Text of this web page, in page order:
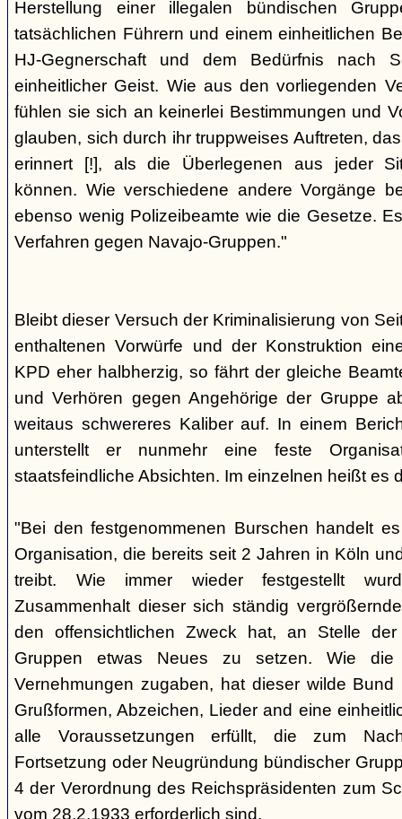
Herstellung einer illegalen bündischen
tatsächlichen Führern und einem einheitlichen
HJ-Gegnerschaft und dem Bedürfnis nach
einheitlicher Geist. Wie aus den vorliegenden
fühlen sie sich an keinerlei Bestimmungen und
glauben, sich durch ihr truppweises Auftreten,
erinnert [!], als die Überlegenen aus jeder
können. Wie verschiedene andere Vorgänge
ebenso wenig Polizeibeamte wie die Gesetze.
Verfahren gegen Navajo-Gruppen."
Bleibt dieser Versuch der Kriminalisierung von
enthaltenen Vorwürfe und der Konstruktion
KPD eher halbherzig, so fährt der gleiche
und Verhören gegen Angehörige der Gruppe
weitaus schwereres Kaliber auf. In einem
unterstellt er nunmehr eine feste
staatsfeindliche Absichten. Im einzelnen heißt es
"Bei den festgenommenen Burschen handelt
Organisation, die bereits seit 2 Jahren in Köln
treibt. Wie immer wieder festgestellt
Zusammenhalt dieser sich ständig
den offensichtlichen Zweck hat, an Stelle der
Gruppen etwas Neues zu setzen. Wie die
Vernehmungen zugaben, hat dieser wilde
Grußformen, Abzeichen, Lieder and eine
alle Voraussetzungen erfüllt, die zum
Fortsetzung oder Neugründung bündischer
4 der Verordnung des Reichspräsidenten zum
vom 28.2.1933 erforderlich sind.